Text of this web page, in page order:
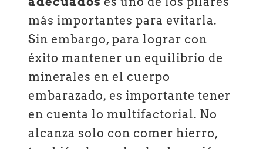
más importantes para evitarla.
Sin embargo, para lograr con
éxito mantener un equilibrio de
minerales en el cuerpo
embarazado, es importante tener
en cuenta lo multifactorial. No
alcanza solo con comer hierro,